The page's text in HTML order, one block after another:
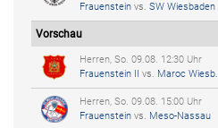
Frauenstein vs. SW Wiesbaden
Vorschau
Herren, So. 09.08. 12:30 Uhr
Frauenstein II vs. Maroc Wiesb.
Herren, So. 09.08. 15:00 Uhr
Frauenstein vs. Meso-Nassau